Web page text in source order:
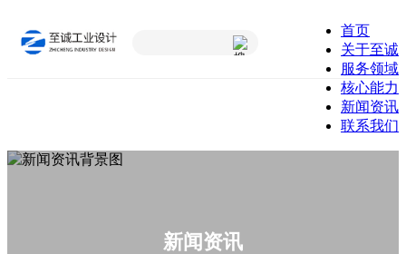
首页
关于至诚
服务领域
核心能力
新闻资讯
联系我们
新闻资讯